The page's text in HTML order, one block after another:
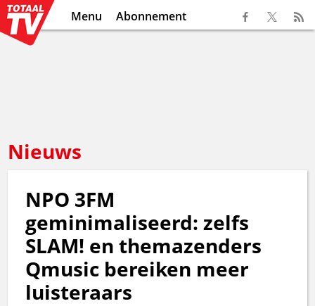
Menu Abonnement
Nieuws
NPO 3FM
geminimaliseerd: zelfs
SLAM! en themazenders
Qmusic bereiken meer
luisteraars